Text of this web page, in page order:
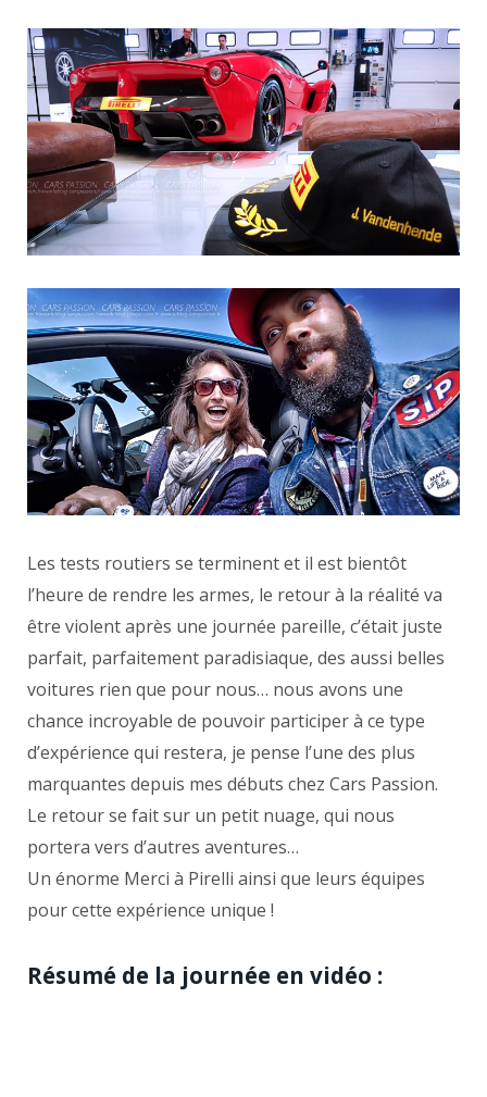
Les tests routiers se terminent et il est bientôt
l’heure de rendre les armes, le retour à la réalité va
être violent après une journée pareille, c’était juste
parfait, parfaitement paradisiaque, des aussi belles
voitures rien que pour nous… nous avons une
chance incroyable de pouvoir participer à ce type
d’expérience qui restera, je pense l’une des plus
marquantes depuis mes débuts chez Cars Passion.
Le retour se fait sur un petit nuage, qui nous
portera vers d’autres aventures…
Un énorme Merci à Pirelli ainsi que leurs équipes
pour cette expérience unique !
Résumé de la journée en vidéo :